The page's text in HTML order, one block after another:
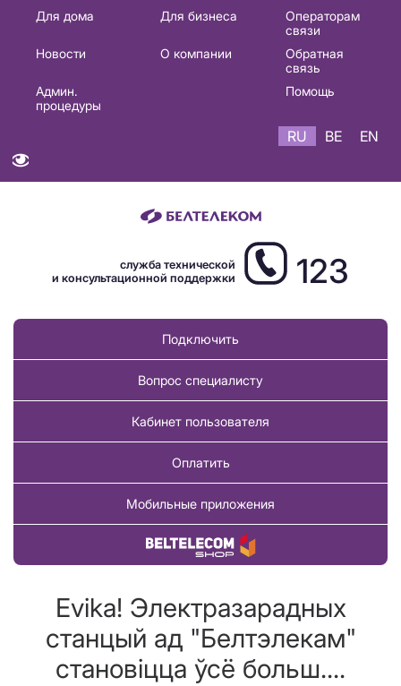
Основная
навигация
Для дома Для бизнеса
Операторам
связи
Новости
О компании
Обратная
связь
Админ.
процедуры
Помощь
RU BE EN
служба технической
и консультационной поддержки
123
Подключить
Вопрос специалисту
Кабинет пользователя
Оплатить
Мобильные приложения
Купить товар
Evika! Электразарадных
станцый ад "Белтэлекам"
становіцца ўсё больш....